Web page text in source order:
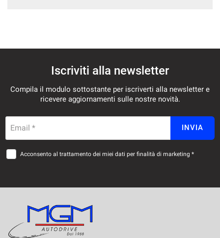
Iscriviti alla newsletter
Compila il modulo sottostante per iscriverti alla newsletter e
ricevere aggiornamenti sulle nostre novità.
Email * INVIA
Acconsento al trattamento dei miei dati per finalità di marketing *